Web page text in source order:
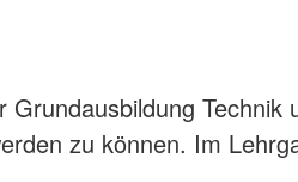
zu können. Im